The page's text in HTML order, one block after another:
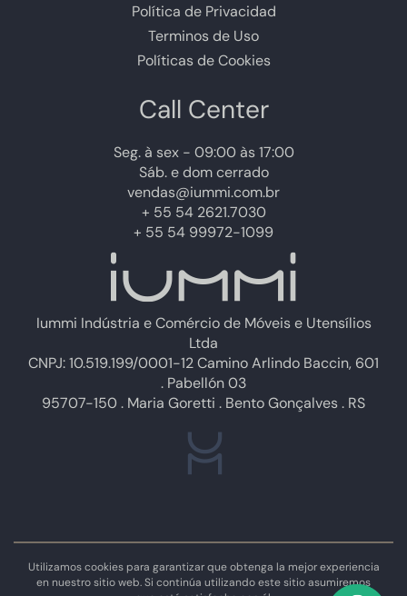
Política de Privacidad
Terminos de Uso
Políticas de Cookies
Call Center
Seg. à sex - 09:00 às 17:00
Sáb. e dom cerrado
vendas@iummi.com.br
+ 55 54 2621.7030
+ 55 54 99972-1099
Iummi Indústria e Comércio de Móveis e Utensílios
Ltda
CNPJ: 10.519.199/0001-12 Camino Arlindo Baccin, 601
. Pabellón 03
95707-150 . Maria Goretti . Bento Gonçalves . RS
Utilizamos cookies para garantizar que obtenga la mejor experiencia
en nuestro sitio web. Si continúa utilizando este sitio asumiremos